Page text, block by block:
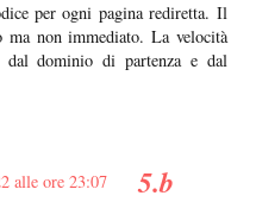
per ogni pagina rediretta. Il
ma non immediato. La velocità
dal dominio di partenza e dal
alle ore 23:07